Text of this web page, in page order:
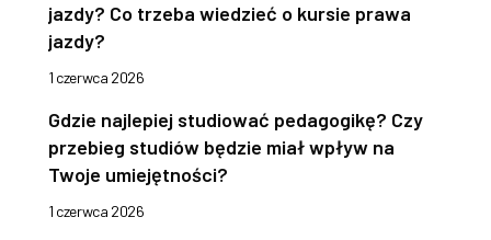
jazdy? Co trzeba wiedzieć o kursie prawa
jazdy?
1 czerwca 2026
Gdzie najlepiej studiować pedagogikę? Czy
przebieg studiów będzie miał wpływ na
Twoje umiejętności?
1 czerwca 2026